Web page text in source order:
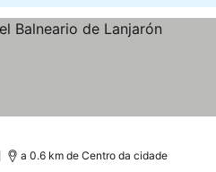
a 0.6 km de Centro da cidade